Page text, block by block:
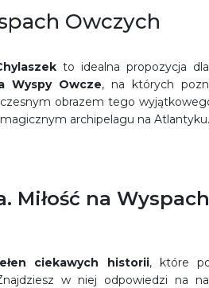
Owczych
to idealna propozycja
Wyspy Owcze, na których
obrazem tego
archipelagu na Atlantyku.
Miłość na Wyspach
ciekawych historii, które
w niej odpowiedzi na